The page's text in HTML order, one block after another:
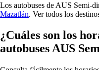
Los autobuses de AUS Semi-
Mazatlán. Ver todos los
¿Cuáles son los
autobuses AUS